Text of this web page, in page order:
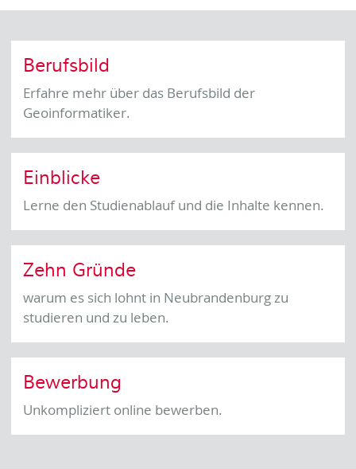
Berufsbild
Erfahre mehr über das Berufsbild der
Geoinformatiker.
Einblicke
Lerne den Studienablauf und die Inhalte kennen.
Zehn Gründe
warum es sich lohnt in Neubrandenburg zu
studieren und zu leben.
Bewerbung
Unkompliziert online bewerben.